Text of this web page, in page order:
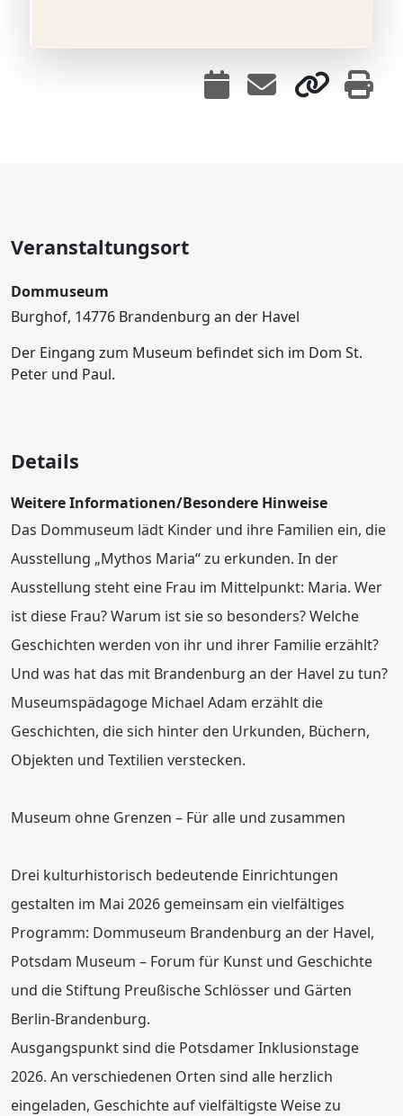
Veranstaltungsort
Dommuseum
Burghof, 14776 Brandenburg an der Havel
Der Eingang zum Museum befindet sich im Dom St.
Peter und Paul.
Details
Weitere Informationen/Besondere Hinweise
Das Dommuseum lädt Kinder und ihre Familien ein, die
Ausstellung „Mythos Maria“ zu erkunden. In der
Ausstellung steht eine Frau im Mittelpunkt: Maria. Wer
ist diese Frau? Warum ist sie so besonders? Welche
Geschichten werden von ihr und ihrer Familie erzählt?
Und was hat das mit Brandenburg an der Havel zu tun?
Museumspädagoge Michael Adam erzählt die
Geschichten, die sich hinter den Urkunden, Büchern,
Objekten und Textilien verstecken.
Museum ohne Grenzen – Für alle und zusammen
Drei kulturhistorisch bedeutende Einrichtungen
gestalten im Mai 2026 gemeinsam ein vielfältiges
Programm: Dommuseum Brandenburg an der Havel,
Potsdam Museum – Forum für Kunst und Geschichte
und die Stiftung Preußische Schlösser und Gärten
Berlin-Brandenburg.
Ausgangspunkt sind die Potsdamer Inklusionstage
2026. An verschiedenen Orten sind alle herzlich
eingeladen, Geschichte auf vielfältigste Weise zu